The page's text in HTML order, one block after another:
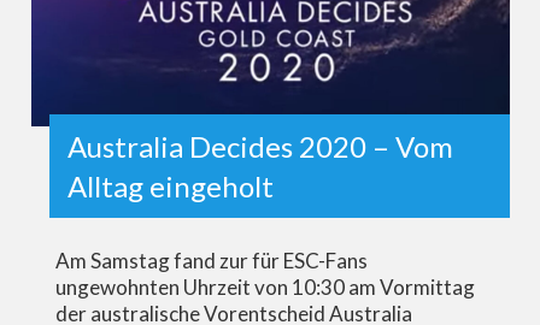
Australia Decides 2020 – Vom
Alltag eingeholt
Am Samstag fand zur für ESC-Fans
ungewohnten Uhrzeit von 10:30 am Vormittag
der australische Vorentscheid Australia